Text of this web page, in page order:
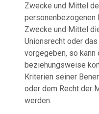
Zwecke und Mittel
personenbezogenen
Zwecke und Mittel
Unionsrecht oder
vorgegeben, so kann
beziehungsweise
Kriterien seiner
oder dem Recht der
werden.